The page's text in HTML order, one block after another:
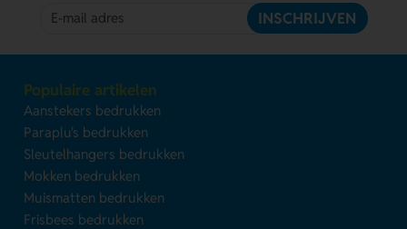
INSCHRIJVEN
Populaire artikelen
Aanstekers bedrukken
Paraplu's bedrukken
Sleutelhangers bedrukken
Mokken bedrukken
Muismatten bedrukken
Frisbees bedrukken